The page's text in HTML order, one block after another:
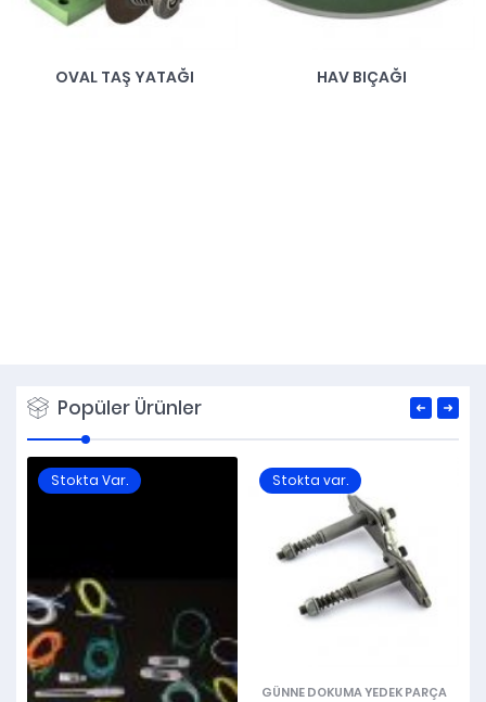
OVAL TAŞ YATAĞI HAV BIÇAĞI
Popüler Ürünler
Stokta Var. Stokta var.
GÜNNE DOKUMA YEDEK PARÇA